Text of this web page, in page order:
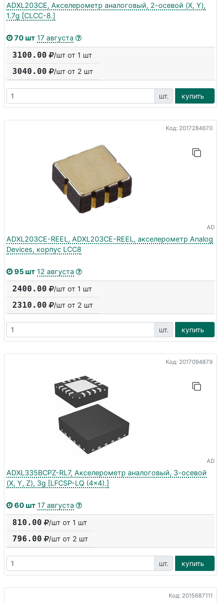
ADXL203CE, Акселерометр аналоговый, 2-осевой (X, Y),
1.7g [CLCC-8.]
70 шт 17 августа
3100.00 /шт от 1 шт
3040.00 /шт от 2 шт
шт. купить
Код: 2017284670
AD
ADXL203CE-REEL, ADXL203CE-REEL, акселерометр Analog
Devices, корпус LCC8
95 шт 12 августа
2400.00 /шт от 1 шт
2310.00 /шт от 2 шт
шт. купить
Код: 2017094879
AD
ADXL335BCPZ-RL7, Акселерометр аналоговый, 3-осевой
(X, Y, Z), 3g [LFCSP-LQ (4x4).]
60 шт 17 августа
810.00 /шт от 1 шт
796.00 /шт от 2 шт
шт. купить
Код: 2015687111